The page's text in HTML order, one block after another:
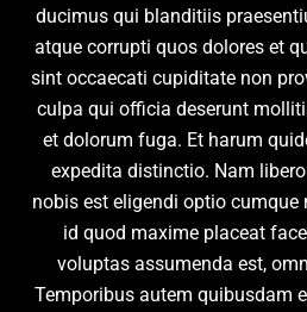
ducimus qui blanditiis
atque corrupti quos dolores et
sint occaecati cupiditate non
culpa qui officia deserunt
et dolorum fuga. Et harum
expedita distinctio. Nam
nobis est eligendi optio
id quod maxime placeat
voluptas assumenda est,
Temporibus autem quibusdam